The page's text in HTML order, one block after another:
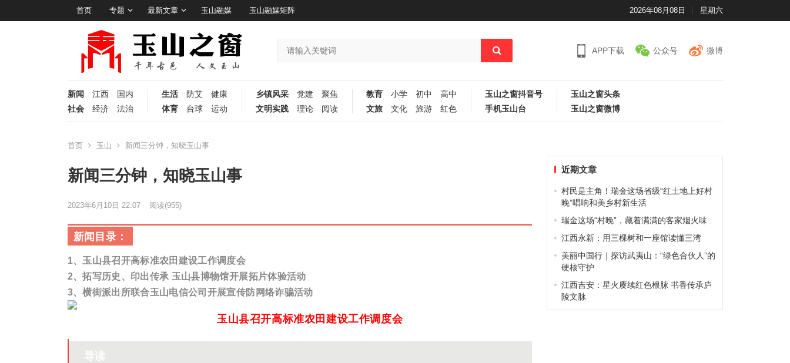
首页 专题 最新文章 玉山融媒 玉山融媒矩阵 2026年08月08日 星期六
APP下载 公众号 微博
新闻 江西
国内
社会
经济 法治
生活 防艾
健康
体育
台球 运动
乡镇风采 党建
聚焦
文明实践
理论 阅读
教育 小学 初中
高中
文旅
文化 旅游 红色
玉山之窗抖音号
手机玉山台
玉山之窗头条
玉山之窗微博
首页 玉山 新闻三分钟，知晓玉山事
新闻三分钟，知晓玉山事
2023年6月10日 22:07 阅读(955)
新闻目录：
1、玉山县召开高标准农田建设工作调度会
2、拓写历史、印出传承 玉山县博物馆开展拓片体验活动
3、横街派出所联合玉山电信公司开展宣传防网络诈骗活动
玉山县召开高标准农田建设工作调度会
导读
近期文章
村民是主角！瑞金这场省级“红土地上好村
晚”唱响和美乡村新生活
瑞金这场“村晚”，藏着满满的客家烟火味
江西永新：用三棵树和一座馆读懂三湾
美丽中国行｜探访武夷山：“绿色合伙人”的
硬核守护
江西吉安：星火赓续红色根脉 书香传承庐
陵文脉